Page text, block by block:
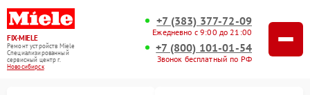
FIX-MIELE
Ремонт устройств Miele
Специализированный
cервисный центр г.
Новосибирск
+7 (383) 377-72-09
Ежедневно с 9:00 до 21:00
+7 (800) 101-01-54
Звонок бесплатный по РФ